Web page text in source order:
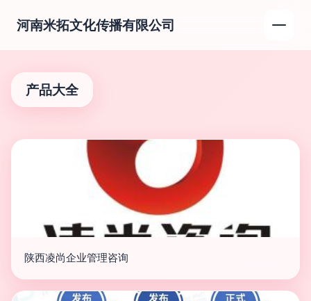
河南米拓文化传播有限公司
产品大全
陕西凌尚企业管理咨询